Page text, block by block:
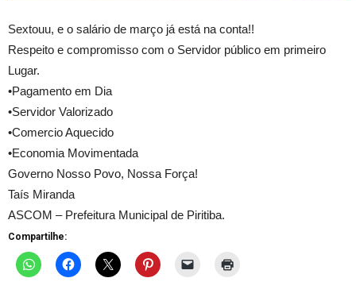
Sextouu, e o salário de março já está na conta!!
Respeito e compromisso com o Servidor público em primeiro
Lugar.
•Pagamento em Dia
•Servidor Valorizado
•Comercio Aquecido
•Economia Movimentada
Governo Nosso Povo, Nossa Força!
Taís Miranda
ASCOM – Prefeitura Municipal de Piritiba.
Compartilhe: